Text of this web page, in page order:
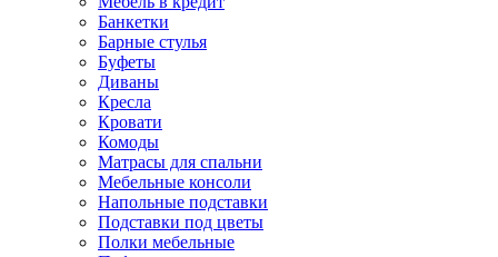
Банкетки
Барные стулья
Буфеты
Диваны
Кресла
Кровати
Комоды
Матрасы для спальни
Мебельные консоли
Напольные подставки
Подставки под цветы
Полки мебельные